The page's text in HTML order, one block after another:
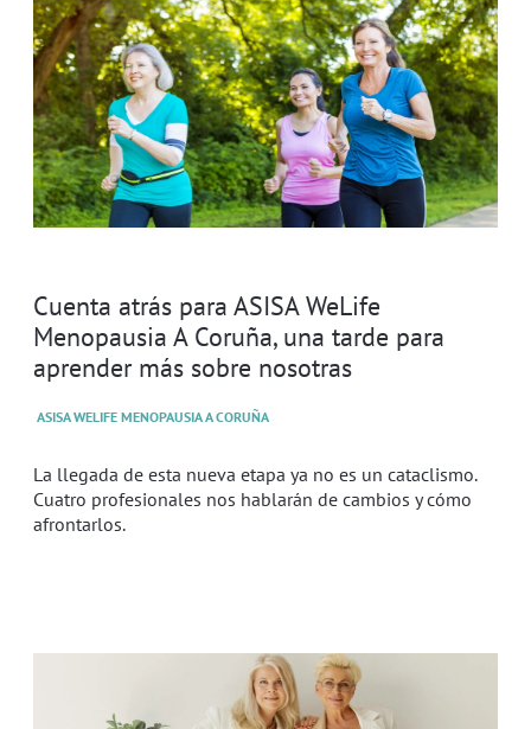
Cuenta atrás para ASISA WeLife
Menopausia A Coruña, una tarde para
aprender más sobre nosotras
ASISA WELIFE MENOPAUSIA A CORUÑA
La llegada de esta nueva etapa ya no es un cataclismo.
Cuatro profesionales nos hablarán de cambios y cómo
afrontarlos.